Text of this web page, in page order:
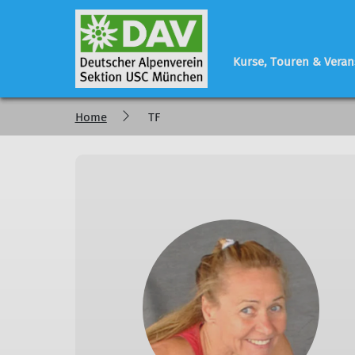
Kurse, Touren &
Programm regelmäßige Veranstaltungen
Sektionsleben
Vorstand -
Geschäftsstelle
Home TF